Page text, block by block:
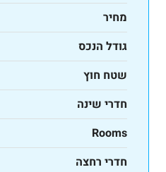
מחיר
גודל הנכס
שטח חוץ
חדרי שינה
Rooms
חדרי רחצה